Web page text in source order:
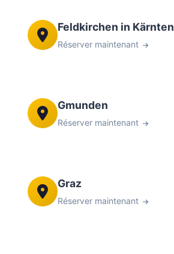
Feldkirchen in Kärnten
Réserver maintenant
Gmunden
Réserver maintenant
Graz
Réserver maintenant